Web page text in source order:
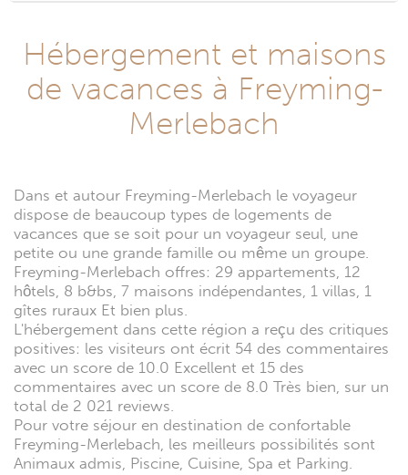
Hébergement et maisons
de vacances à Freyming-
Merlebach
Dans et autour Freyming-Merlebach le voyageur
dispose de beaucoup types de logements de
vacances que se soit pour un voyageur seul, une
petite ou une grande famille ou même un groupe.
Freyming-Merlebach offres: 29 appartements, 12
hôtels, 8 b&bs, 7 maisons indépendantes, 1 villas, 1
gîtes ruraux Et bien plus.
L'hébergement dans cette région a reçu des critiques
positives: les visiteurs ont écrit 54 des commentaires
avec un score de 10.0 Excellent et 15 des
commentaires avec un score de 8.0 Très bien, sur un
total de 2 021 reviews.
Pour votre séjour en destination de confortable
Freyming-Merlebach, les meilleurs possibilités sont
Animaux admis, Piscine, Cuisine, Spa et Parking.